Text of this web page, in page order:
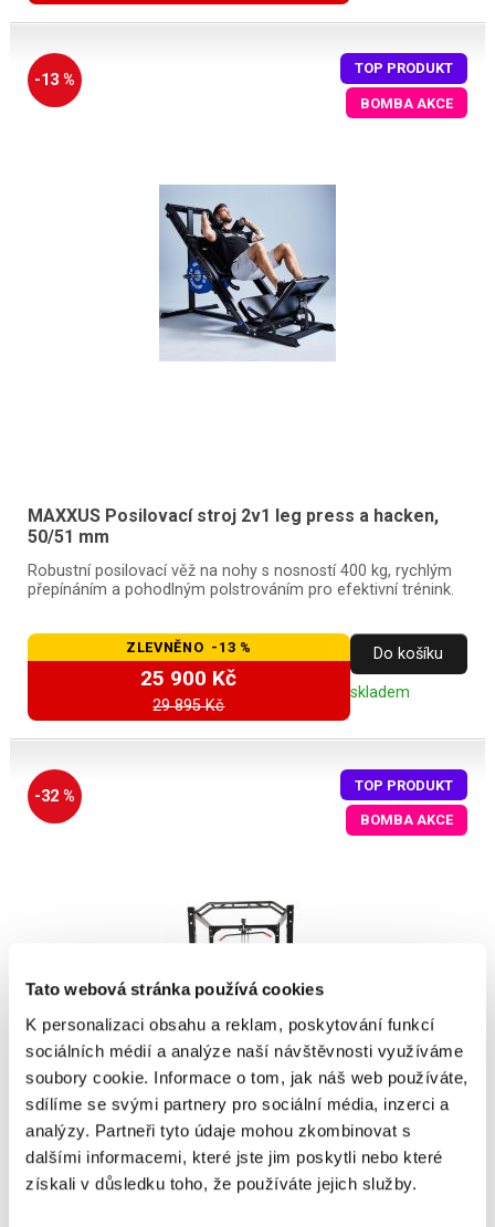
Tato webová stránka používá cookies
K personalizaci obsahu a reklam, poskytování funkcí
sociálních médií a analýze naší návštěvnosti využíváme
soubory cookie. Informace o tom, jak náš web používáte,
sdílíme se svými partnery pro sociální média, inzerci a
analýzy. Partneři tyto údaje mohou zkombinovat s
dalšími informacemi, které jste jim poskytli nebo které
získali v důsledku toho, že používáte jejich služby.
-13 %
TOP PRODUKT
BOMBA AKCE
MAXXUS Posilovací stroj 2v1 leg press a hacken,
50/51 mm
Robustní posilovací věž na nohy s nosností 400 kg, rychlým
přepínáním a pohodlným polstrováním pro efektivní trénink.
ZLEVNĚNO -13 %
25 900 Kč
29 895 Kč
Do košíku
skladem
-32 %
TOP PRODUKT
BOMBA AKCE